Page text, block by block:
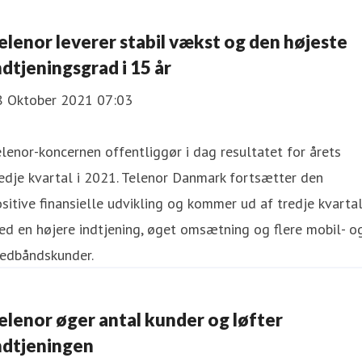
leverer stabil vækst og den højeste
i 15 år
Oktober 2021 07:03
koncernen offentliggør i dag resultatet for årets
kvartal i 2021. Telenor Danmark fortsætter den
finansielle udvikling og kommer ud af tredje kvartal
en højere indtjening, øget omsætning og flere mobil-
øger antal kunder og løfter